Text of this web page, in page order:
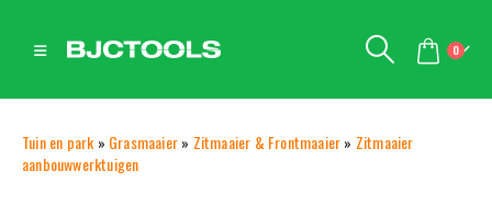
0
Tuin en park » Grasmaaier» Zitmaaier & Frontmaaier» Zitmaaier
aanbouwwerktuigen